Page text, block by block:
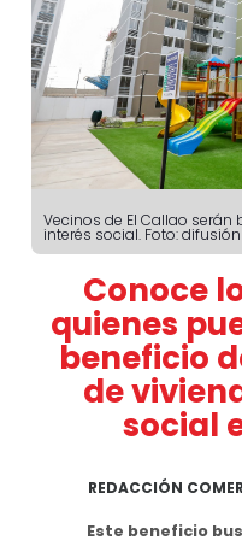
Vecinos de El Callao
interés social. Foto: difusión
Conoce
quienes
beneficio
de
social
REDACCIÓN
Este beneficio